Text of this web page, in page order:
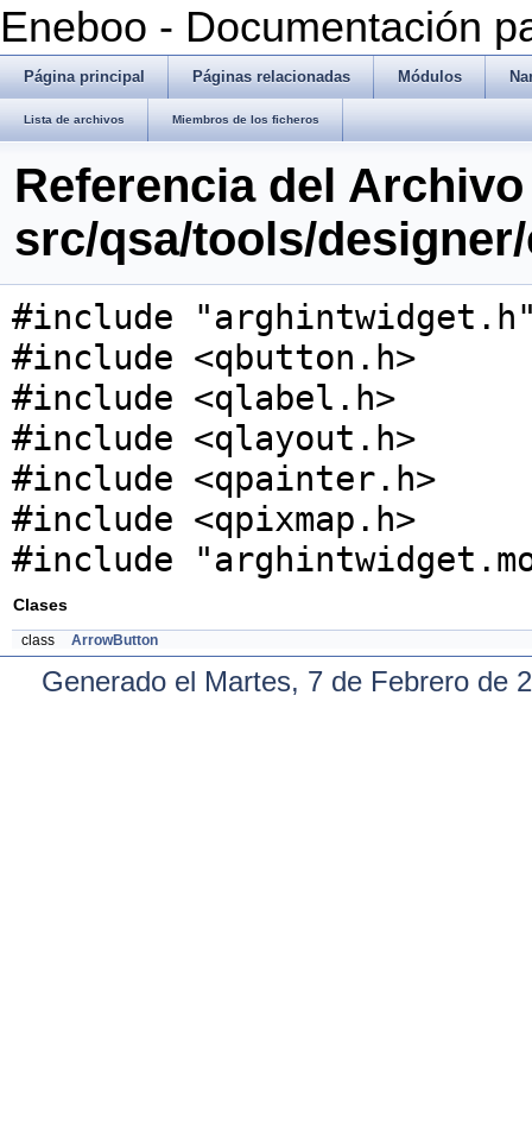
Eneboo - Documentación
Página principal Páginas relacionadas Módulos
Lista de archivos Miembros de los ficheros
Referencia del Archivo
src/qsa/tools/
#include
#include <qbutton.h>
#include <qlabel.h>
#include <qlayout.h>
#include <qpainter.h>
#include <qpixmap.h>
#include
Clases
class ArrowButton
Generado el Martes, 7 de Febrero de